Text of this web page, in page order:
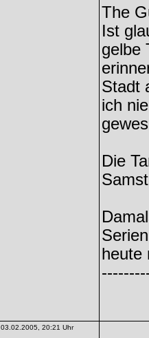
The
Ist
gelbe
Stadt
ich
Die
heute
03.02.2005, 20:21 Uhr